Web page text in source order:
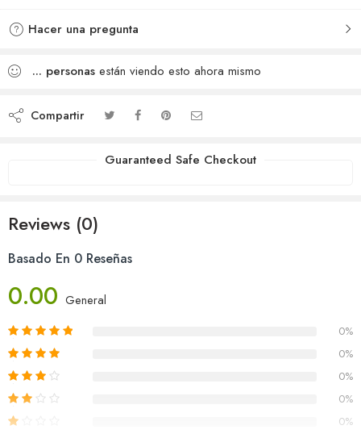
Hacer una pregunta
... personas están viendo esto ahora mismo
Compartir
Guaranteed Safe Checkout
Reviews (0)
Basado En 0 Reseñas
0.00 General
0%
0%
0%
0%
0%